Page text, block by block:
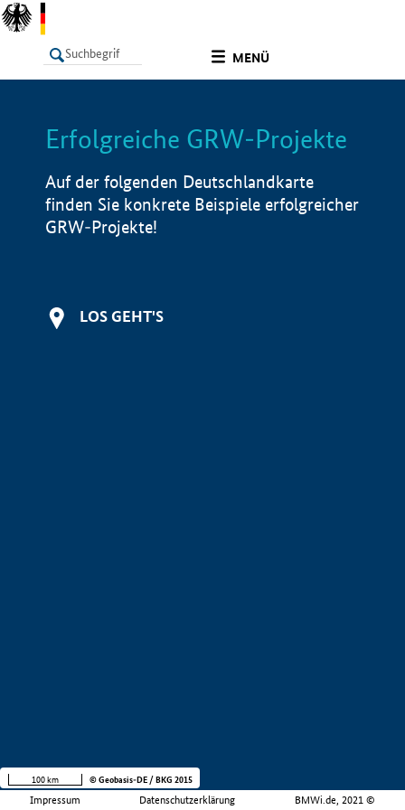
MENÜ
LISTE Info
Erfolgreiche GRW-Projekte
Auf der folgenden Deutschlandkarte
finden Sie konkrete Beispiele erfolgreicher
GRW-Projekte!
LOS GEHT'S
Impressum Datenschutzerklärung BMWi.de, 2021 ©
100 km © Geobasis-DE / BKG 2015